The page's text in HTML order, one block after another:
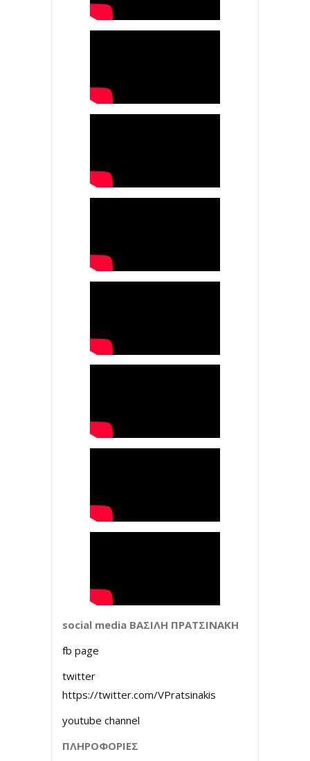
social media ΒΑΣΙΛΗ ΠΡΑΤΣΙΝΑΚΗ
fb page
twitter
https://twitter.com/VPratsinakis
youtube channel
ΠΛΗΡΟΦΟΡΙΕΣ